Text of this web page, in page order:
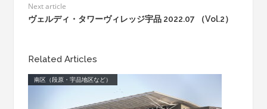
Next article
ヴェルディ・タワーヴィレッジ宇品 2022.07 （Vol.2）
Related Articles
南区（段原・宇品地区など）